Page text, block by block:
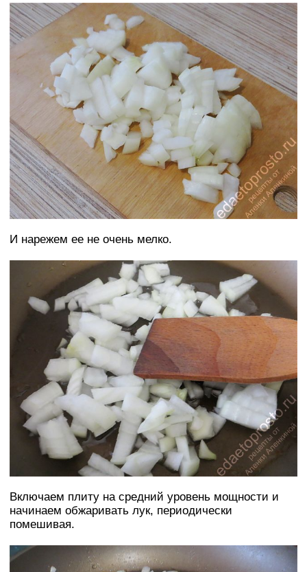
И нарежем ее не очень мелко.
Включаем плиту на средний уровень мощности и
начинаем обжаривать лук, периодически
помешивая.